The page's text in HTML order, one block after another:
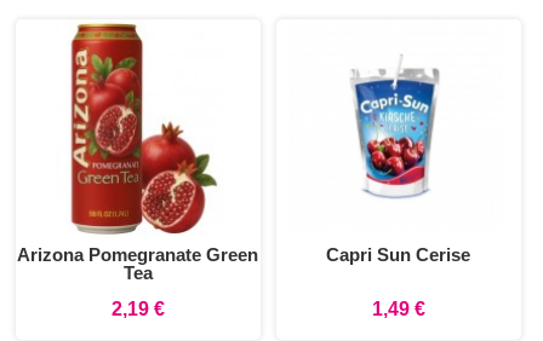
Arizona Pomegranate Green
Tea
2,19 €
Capri Sun Cerise
1,49 €